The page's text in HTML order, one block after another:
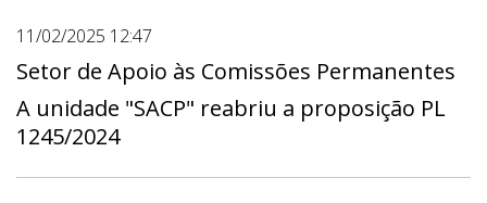
11/02/2025 12:47
Setor de Apoio às Comissões Permanentes
A unidade "SACP" reabriu a proposição PL
1245/2024